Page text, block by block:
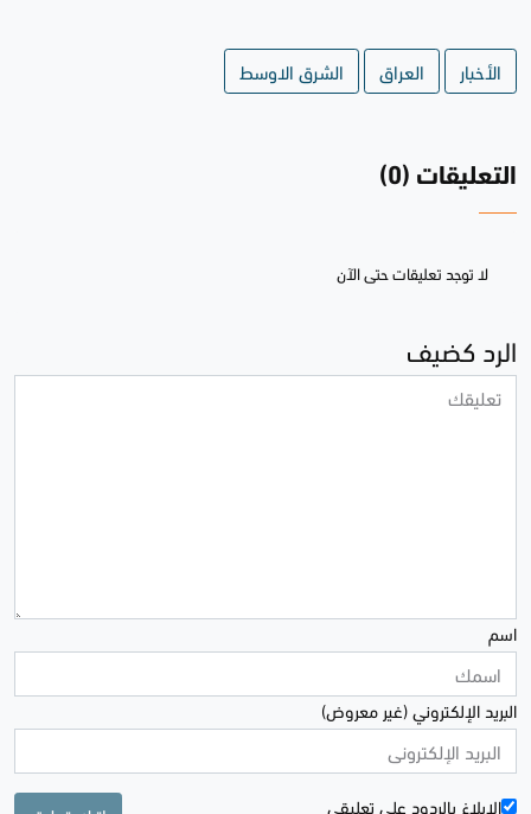
الأخبار العراق الشرق الاوسط
التعليقات (0)
لا توجد تعليقات حتى الآن
الرد كضيف
اسم
البريد الإلكتروني (غير معروض)
الإبلاغ بالردود علی تعليقي